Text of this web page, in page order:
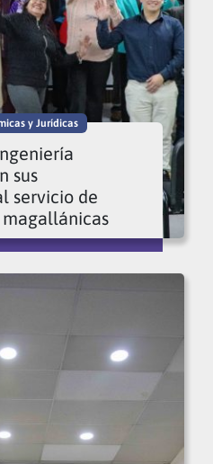
y Jurídicas
sus
servicio de